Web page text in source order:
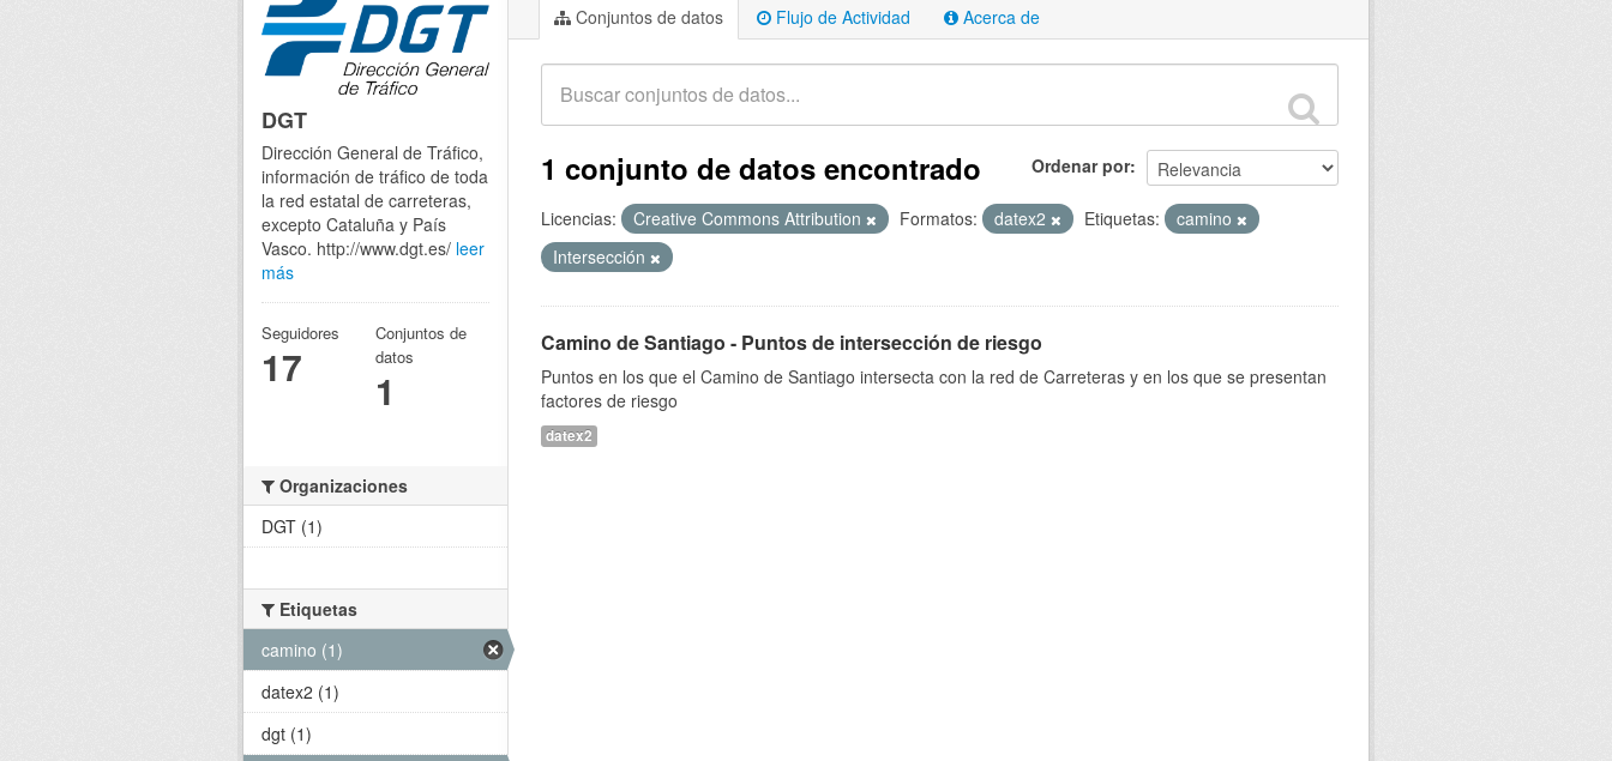
Conjuntos de datos Flujo de Actividad Acerca de
Ordenar por
1 conjunto de datos encontrado
Licencias: Creative Commons Attribution Formatos: datex2 Etiquetas:
camino
Intersección
Camino de Santiago - Puntos de intersección de riesgo
Puntos en los que el Camino de Santiago intersecta con la red de Carreteras y en los que se presentan
factores de riesgo
datex2
DGT
Dirección General de Tráfico,
información de tráfico de toda
la red estatal de carreteras,
excepto Cataluña y País
Vasco. http://www.dgt.es/ leer
más
Seguidores
17
Conjuntos de
datos
1
Organizaciones
DGT (1)
Etiquetas
camino (1)
datex2 (1)
dgt (1)